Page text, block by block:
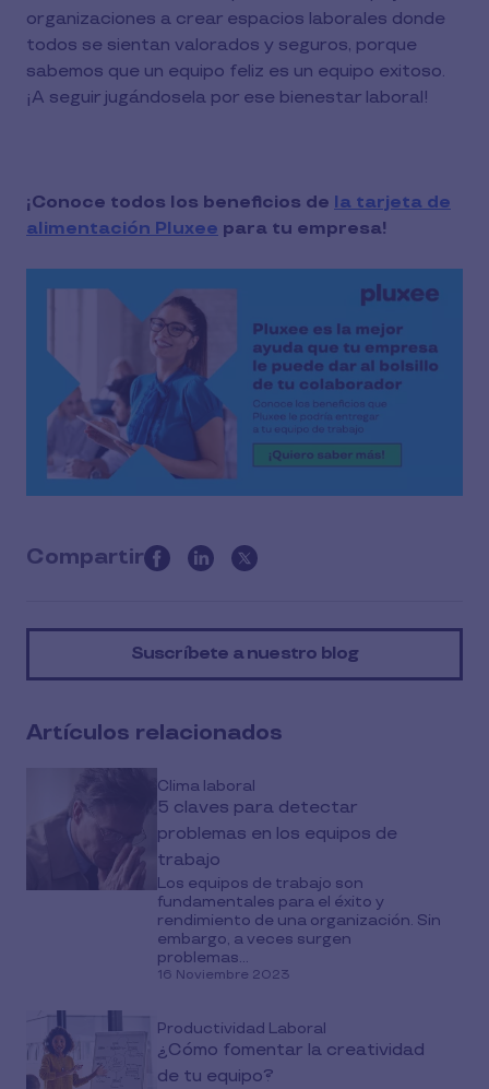
organizaciones a crear espacios laborales donde
todos se sientan valorados y seguros, porque
sabemos que un equipo feliz es un equipo exitoso.
¡A seguir jugándosela por ese bienestar laboral!
¡Conoce todos los beneficios de la tarjeta de
alimentación Pluxee para tu empresa!
Compartir
this
on
Suscríbete a nuestro blog
Artículos relacionados
Clima laboral
5 claves para detectar
problemas en los equipos de
trabajo
Los equipos de trabajo son
fundamentales para el éxito y
rendimiento de una organización. Sin
embargo, a veces surgen
problemas...
16 Noviembre 2023
Productividad Laboral
¿Cómo fomentar la creatividad
de tu equipo?